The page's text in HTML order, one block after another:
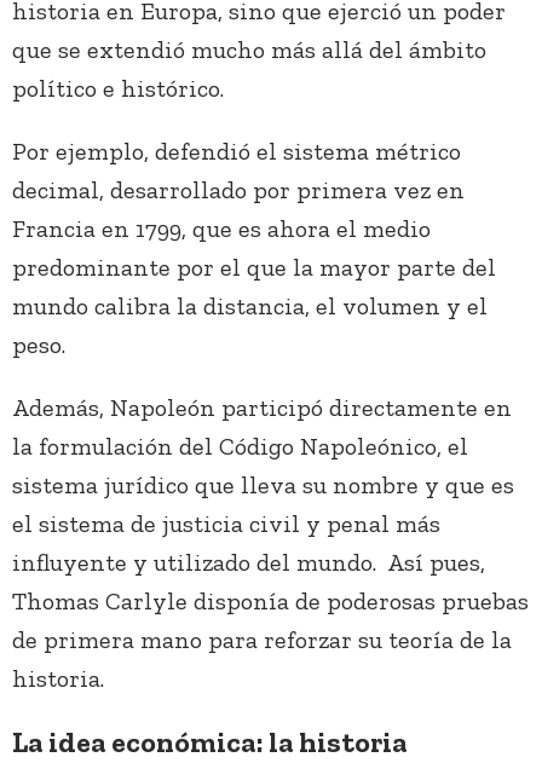
historia en Europa, sino que ejerció un poder
que se extendió mucho más allá del ámbito
político e histórico.
Por ejemplo, defendió el sistema métrico
decimal, desarrollado por primera vez en
Francia en 1799, que es ahora el medio
predominante por el que la mayor parte del
mundo calibra la distancia, el volumen y el
peso.
Además, Napoleón participó directamente en
la formulación del Código Napoleónico, el
sistema jurídico que lleva su nombre y que es
el sistema de justicia civil y penal más
influyente y utilizado del mundo. Así pues,
Thomas Carlyle disponía de poderosas pruebas
de primera mano para reforzar su teoría de la
historia.
La idea económica: la historia